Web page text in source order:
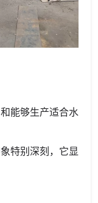
能够生产适合水
特别深刻，它显